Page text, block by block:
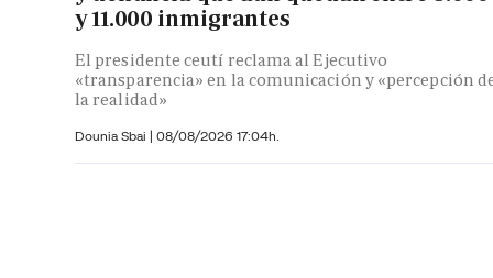
y 11.000 inmigrantes
El presidente ceutí reclama al Ejecutivo
«transparencia» en la comunicación y «percepción
la realidad»
Dounia Sbai | 08/08/2026 17:04h.